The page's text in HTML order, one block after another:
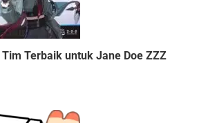
Terbaik untuk Jane Doe ZZZ